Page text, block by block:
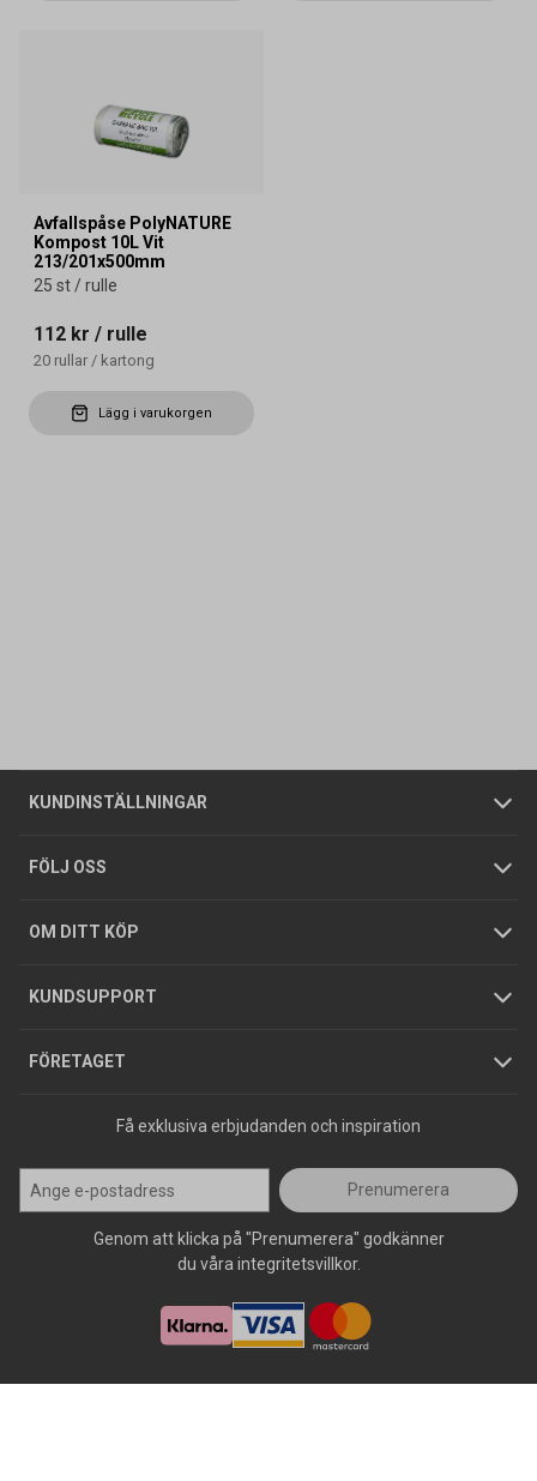
Avfallspåse PolyNATURE
Kompost 10L Vit
213/201x500mm
25 st / rulle
112 kr / rulle
20 rullar / kartong
Lägg i varukorgen
KUNDINSTÄLLNINGAR
Företagskund / Privatkund
FÖLJ OSS
OM DITT KÖP
Allmänna försäljningsvillkor
Integritetspolicy
GDPR
KUNDSUPPORT
Butiker
Foldrar och kataloger
Köpguider
Varumärken
FÖRETAGET
Om oss
Tjänster
Hållbarhet
Jobba hos oss
Press
Få exklusiva erbjudanden och inspiration
Prenumerera
Genom att klicka på "Prenumerera" godkänner
du våra integritetsvillkor.